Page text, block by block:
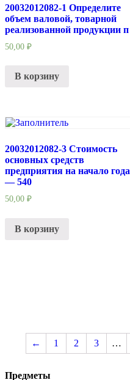
20032012082-1 Определите
объем валовой, товарной
реализованной продукции п
50,00 ₽
В корзину
20032012082-3 Стоимость
основных средств
предприятия на начало года
— 540
50,00 ₽
В корзину
← 1 2 3 …
Предметы